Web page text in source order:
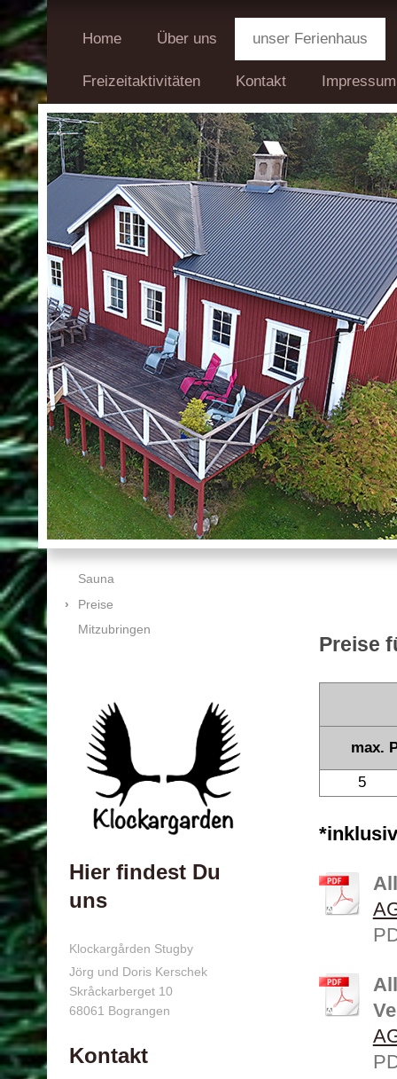
Home Über uns unser Ferienhaus
Freizeitaktivitäten Kontakt Impressum
Preise
max.
5
Sauna
Preise
Mitzubringen
Hier findest Du
uns
Klockargården Stugby
Jörg und Doris Kerschek
Skråckarberget 10
68061 Bograngen
Kontakt